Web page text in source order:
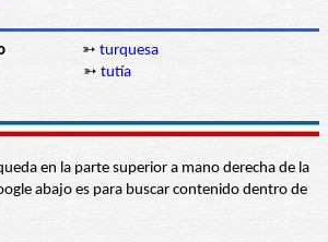
➳ turquesa
➳ tutía
en la parte superior a mano derecha de la
abajo es para buscar contenido dentro de